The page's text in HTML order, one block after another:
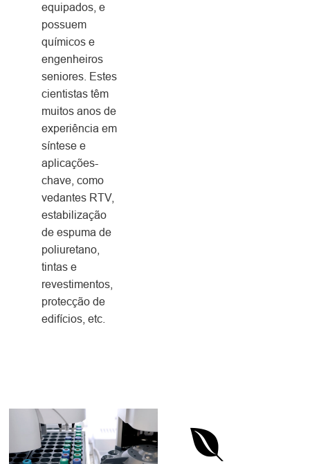
equipados, e
possuem
químicos e
engenheiros
seniores. Estes
cientistas têm
muitos anos de
experiência em
síntese e
aplicações-
chave, como
vedantes RTV,
estabilização
de espuma de
poliuretano,
tintas e
revestimentos,
protecção de
edifícios, etc.